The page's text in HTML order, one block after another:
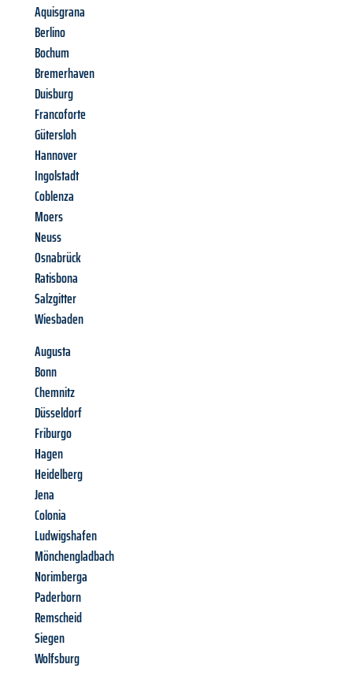
Aquisgrana
Berlino
Bochum
Bremerhaven
Duisburg
Francoforte
Gütersloh
Hannover
Ingolstadt
Coblenza
Moers
Neuss
Osnabrück
Ratisbona
Salzgitter
Wiesbaden
Augusta
Bonn
Chemnitz
Düsseldorf
Friburgo
Hagen
Heidelberg
Jena
Colonia
Ludwigshafen
Mönchengladbach
Norimberga
Paderborn
Remscheid
Siegen
Wolfsburg